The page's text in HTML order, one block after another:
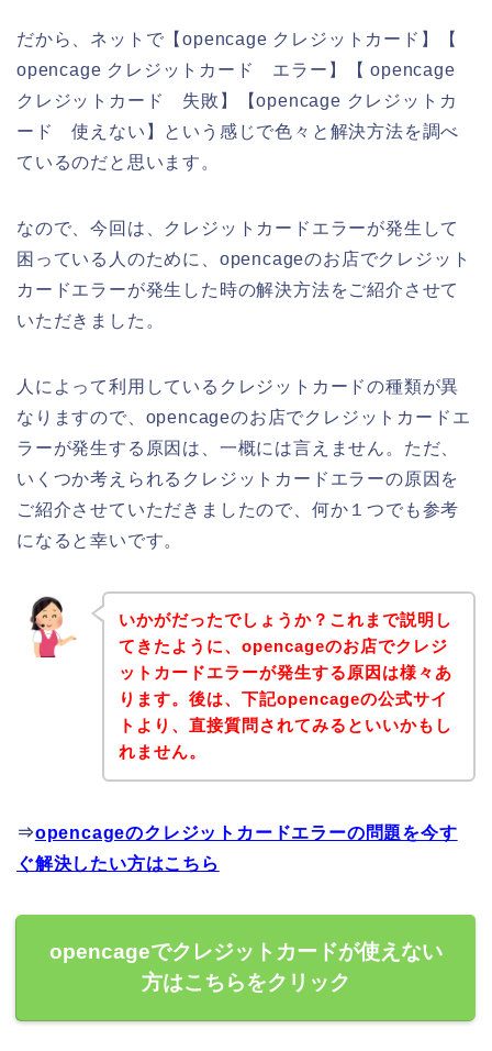
だから、ネットで【opencage クレジットカード】【
opencage クレジットカード エラー】【 opencage
クレジットカード 失敗】【opencage クレジットカ
ード 使えない】という感じで色々と解決方法を調べ
ているのだと思います。
なので、今回は、クレジットカードエラーが発生して
困っている人のために、opencageのお店でクレジット
カードエラーが発生した時の解決方法をご紹介させて
いただきました。
人によって利用しているクレジットカードの種類が異
なりますので、opencageのお店でクレジットカードエ
ラーが発生する原因は、一概には言えません。ただ、
いくつか考えられるクレジットカードエラーの原因を
ご紹介させていただきましたので、何か１つでも参考
になると幸いです。
いかがだったでしょうか？これまで説明し
てきたように、opencageのお店でクレジ
ットカードエラーが発生する原因は様々あ
ります。後は、下記opencageの公式サイ
トより、直接質問されてみるといいかもし
れません。
⇒opencageのクレジットカードエラーの問題を今す
ぐ解決したい方はこちら
opencageでクレジットカードが使えない
方はこちらをクリック